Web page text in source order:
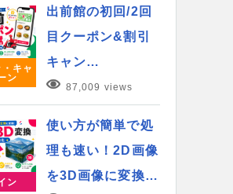
キャ
ン
出前館の初回/2回
目クーポン&割引
キャン…
87,009 views
ン
使い方が簡単で処
理も速い！2D画像
を3D画像に変換…